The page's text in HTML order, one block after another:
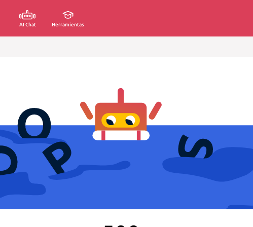
AI Chat Herramientas